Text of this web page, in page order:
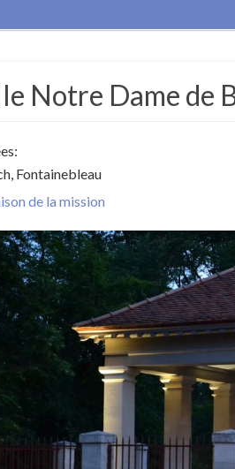
Notre Dame de
Fontainebleau
de la mission